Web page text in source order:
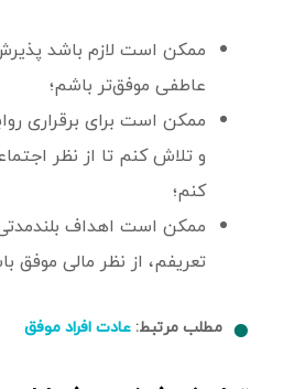
ممکن است لازم باشد
عاطفی موفق‌تر باشم؛
ممکن است برای برقراری
و تلاش کنم تا از نظر
کنم؛
ممکن است اهداف
تعریفم، از نظر مالی موفق
مطلب مرتبط: عادت افراد موفق